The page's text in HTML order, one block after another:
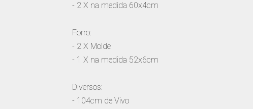
- 2 X na medida 60x4cm
Forro:
- 2 X Molde
- 1 X na medida 52x6cm
Diversos:
- 104cm de Vivo